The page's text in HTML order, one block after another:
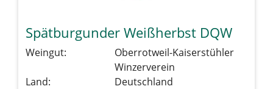
Spätburgunder Weißherbst DQW
Weingut:
Oberrotweil-Kaiserstühler
Winzerverein
Land:
Deutschland